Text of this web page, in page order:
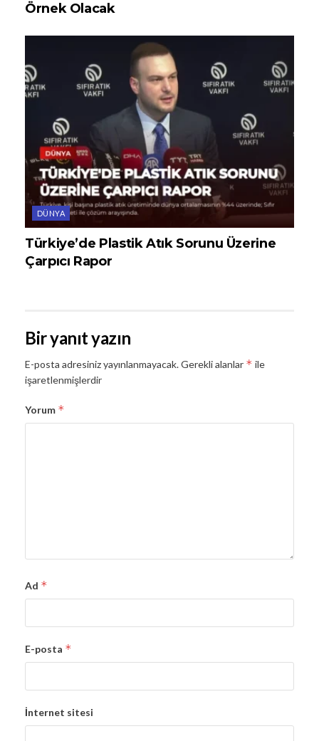
Örnek Olacak
DÜNYA
Türkiye’de Plastik Atık Sorunu Üzerine
Çarpıcı Rapor
Bir yanıt yazın
E-posta adresiniz yayınlanmayacak.Gerekli alanlar * ile
işaretlenmişlerdir
Yorum *
Ad *
E-posta *
İnternet sitesi